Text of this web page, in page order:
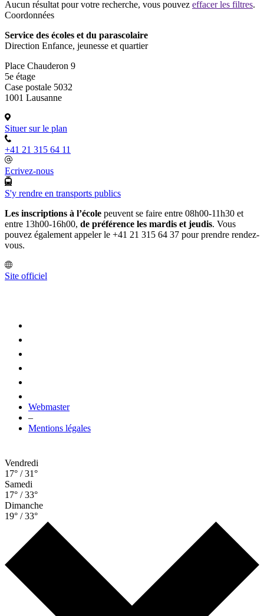
Aucun résultat pour votre recherche, vous pouvez effacer les filtres.
Coordonnées
Service des écoles et du parascolaire
Direction Enfance, jeunesse et quartier
Place Chauderon 9
5e étage
Case postale 5032
1001 Lausanne
Situer sur le plan
+41 21 315 64 11
Ecrivez-nous
S'y rendre en transports publics
Les inscriptions à l’école peuvent se faire entre 08h00-11h30 et
entre 13h00-16h00, de préférence les mardis et jeudis. Vous
pouvez également appeler le +41 21 315 64 37 pour prendre rendez-
vous.
Site officiel
Webmaster
–
Mentions légales
Vendredi
17° / 31°
Samedi
17° / 33°
Dimanche
19° / 33°